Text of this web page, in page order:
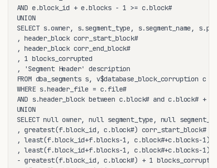
AND e.block_id + e.blocks - 1 >= c.block#
UNION
SELECT s.owner, s.segment_type, s.segment_name,
, header_block corr_start_block#
, header_block corr_end_block#
, 1 blocks_corrupted
, 'Segment Header' description
FROM dba_segments s, v$database_block_corruption c
WHERE s.header_file = c.file#
AND s.header_block between c.block# and c.block# +
UNION
SELECT null owner, null segment_type, null
, greatest(f.block_id, c.block#) corr_start_block#
, least(f.block_id+f.blocks-1, c.block#+c.blocks-1)
, least(f.block_id+f.blocks-1, c.block#+c.blocks-1)
- greatest(f.block_id, c.block#) + 1 blocks_corrupted